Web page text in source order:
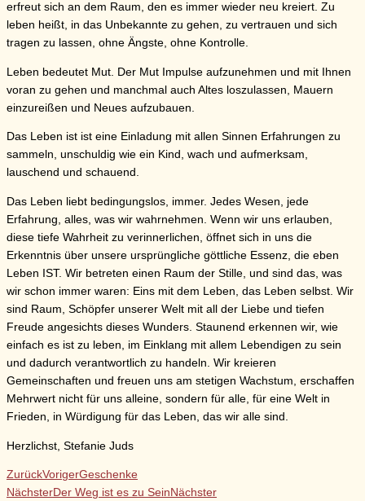
erfreut sich an dem Raum, den es immer wieder neu kreiert. Zu
leben heißt, in das Unbekannte zu gehen, zu vertrauen und sich
tragen zu lassen, ohne Ängste, ohne Kontrolle.
Leben bedeutet Mut. Der Mut Impulse aufzunehmen und mit Ihnen
voran zu gehen und manchmal auch Altes loszulassen, Mauern
einzureißen und Neues aufzubauen.
Das Leben ist ist eine Einladung mit allen Sinnen Erfahrungen zu
sammeln, unschuldig wie ein Kind, wach und aufmerksam,
lauschend und schauend.
Das Leben liebt bedingungslos, immer. Jedes Wesen, jede
Erfahrung, alles, was wir wahrnehmen. Wenn wir uns erlauben,
diese tiefe Wahrheit zu verinnerlichen, öffnet sich in uns die
Erkenntnis über unsere ursprüngliche göttliche Essenz, die eben
Leben IST. Wir betreten einen Raum der Stille, und sind das, was
wir schon immer waren: Eins mit dem Leben, das Leben selbst. Wir
sind Raum, Schöpfer unserer Welt mit all der Liebe und tiefen
Freude angesichts dieses Wunders. Staunend erkennen wir, wie
einfach es ist zu leben, im Einklang mit allem Lebendigen zu sein
und dadurch verantwortlich zu handeln. Wir kreieren
Gemeinschaften und freuen uns am stetigen Wachstum, erschaffen
Mehrwert nicht für uns alleine, sondern für alle, für eine Welt in
Frieden, in Würdigung für das Leben, das wir alle sind.
Herzlichst, Stefanie Juds
ZurückVorigerGeschenke
NächsterDer Weg ist es zu Sein Nächster